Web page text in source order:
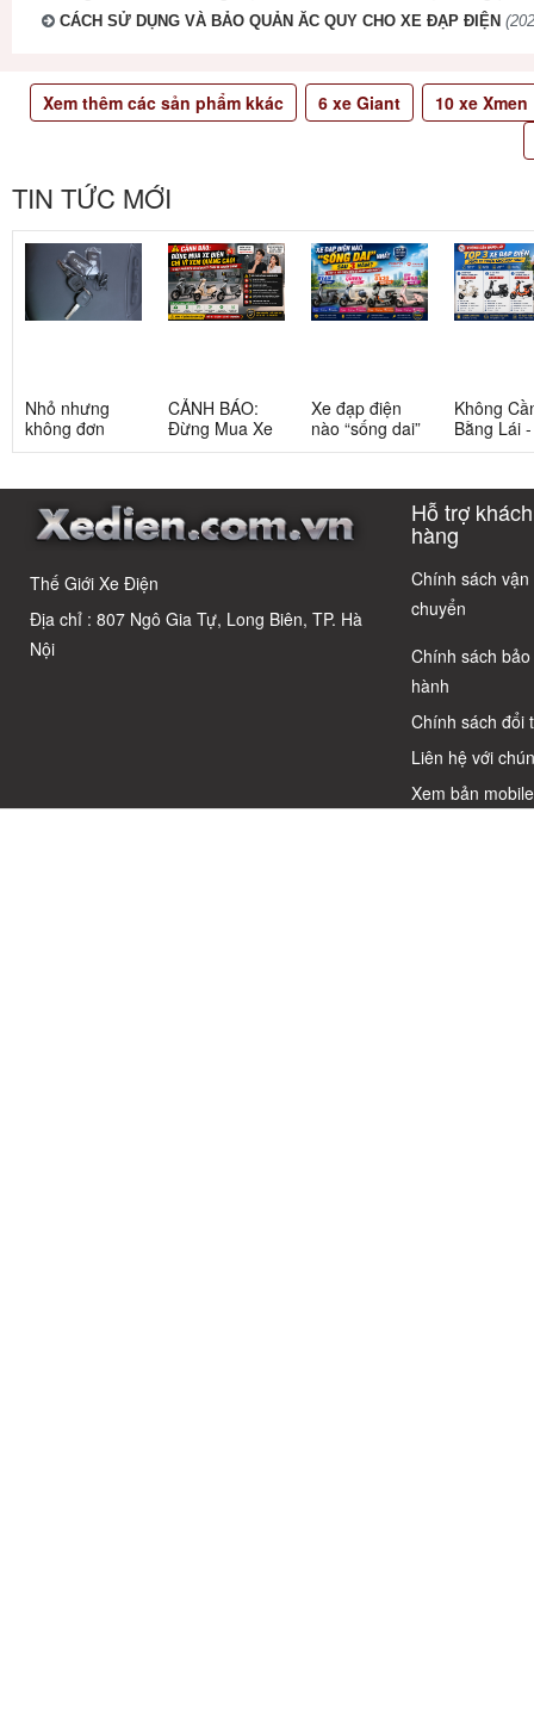
CÁCH SỬ DỤNG VÀ BẢO QUẢN ĂC QUY CHO XE ĐẠP ĐIỆN
Xem thêm các sản phẩm kkác 6xe Giant 10xe Xmen
TIN TỨC MỚI
Nhỏ nhưng
không đơn
giản: Sự thật
học sinh cấp 2
CẢNH BÁO:
Đừng Mua Xe
Điện Chỉ Vì
Cáo! 5 Bẫy
Quyết Chọn Xe
Chuẩn Chỉnh
Xe đạp điện
nào “sống dai”
nhất sau 5
có câu trả lời
Không
Bằng Lái
3 Xe Đạp
Cho Học
Thế Giới Xe Điện
Địa chỉ : 807 Ngô Gia Tự, Long Biên, TP. Hà
Nội
Hỗ trợ khách
hàng
Chính sách vận
chuyển
Chính sách bảo
hành
Chính sách đổi
Liên hệ với
Xem bản